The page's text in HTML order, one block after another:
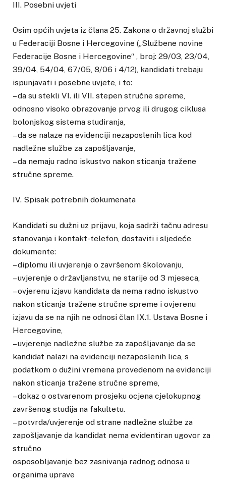
III. Posebni uvjeti
Osim općih uvjeta iz člana 25. Zakona o državnoj službi
u Federaciji Bosne i Hercegovine („Službene novine
Federacije Bosne i Hercegovine“ , broj: 29/03, 23/04,
39/04, 54/04, 67/05, 8/06 i 4/12), kandidati trebaju
ispunjavati i posebne uvjete, i to:
– da su stekli VI. ili VII. stepen stručne spreme,
odnosno visoko obrazovanje prvog ili drugog ciklusa
bolonjskog sistema studiranja,
– da se nalaze na evidenciji nezaposlenih lica kod
nadležne službe za zapošljavanje,
– da nemaju radno iskustvo nakon sticanja tražene
stručne spreme.
IV. Spisak potrebnih dokumenata
Kandidati su dužni uz prijavu, koja sadrži tačnu adresu
stanovanja i kontakt-telefon, dostaviti i sljedeće
dokumente:
– diplomu ili uvjerenje o završenom školovanju,
– uvjerenje o državljanstvu, ne starije od 3 mjeseca,
– ovjerenu izjavu kandidata da nema radno iskustvo
nakon sticanja tražene stručne spreme i ovjerenu
izjavu da se na njih ne odnosi član IX.1. Ustava Bosne i
Hercegovine,
– uvjerenje nadležne službe za zapošljavanje da se
kandidat nalazi na evidenciji nezaposlenih lica, s
podatkom o dužini vremena provedenom na evidenciji
nakon sticanja tražene stručne spreme,
– dokaz o ostvarenom prosjeku ocjena cjelokupnog
završenog studija na fakultetu.
– potvrda/uvjerenje od strane nadležne službe za
zapošljavanje da kandidat nema evidentiran ugovor za
stručno
osposobljavanje bez zasnivanja radnog odnosa u
organima uprave